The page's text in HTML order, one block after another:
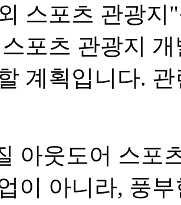
스포츠 관광지
포츠 관광지
계획입니다.
아웃도어 스포
이 아니라, 풍